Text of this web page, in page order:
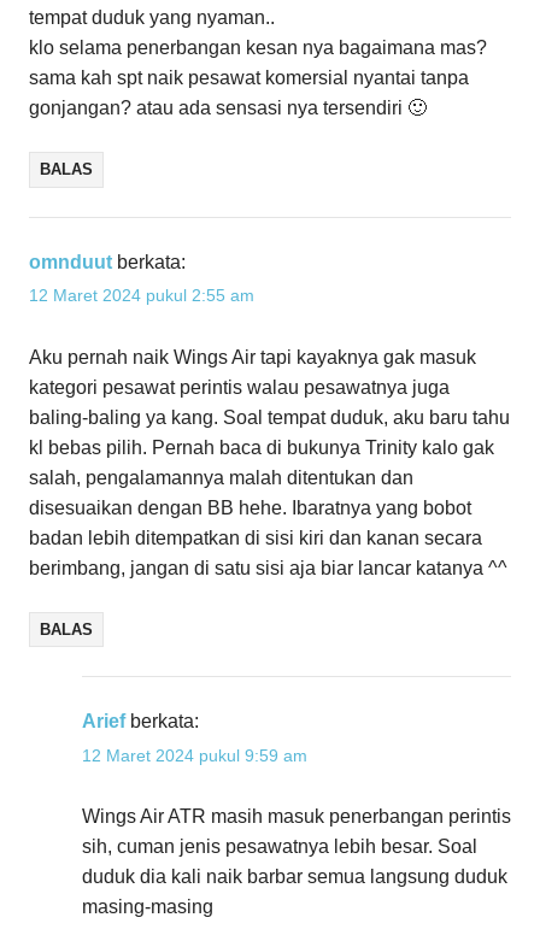
tempat duduk yang nyaman..
klo selama penerbangan kesan nya bagaimana mas?
sama kah spt naik pesawat komersial nyantai tanpa
gonjangan? atau ada sensasi nya tersendiri 🙂
BALAS
omnduut berkata:
12 Maret 2024 pukul 2:55 am
Aku pernah naik Wings Air tapi kayaknya gak masuk
kategori pesawat perintis walau pesawatnya juga
baling-baling ya kang. Soal tempat duduk, aku baru tahu
kl bebas pilih. Pernah baca di bukunya Trinity kalo gak
salah, pengalamannya malah ditentukan dan
disesuaikan dengan BB hehe. Ibaratnya yang bobot
badan lebih ditempatkan di sisi kiri dan kanan secara
berimbang, jangan di satu sisi aja biar lancar katanya ^^
BALAS
Arief berkata:
12 Maret 2024 pukul 9:59 am
Wings Air ATR masih masuk penerbangan perintis
sih, cuman jenis pesawatnya lebih besar. Soal
duduk dia kali naik barbar semua langsung duduk
masing-masing